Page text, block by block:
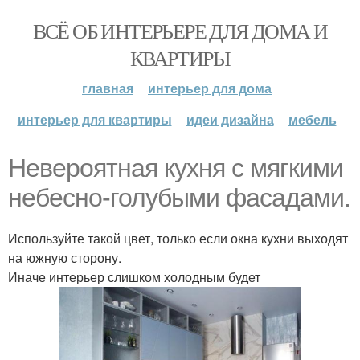
ВСЁ ОБ ИНТЕРЬЕРЕ ДЛЯ ДОМА И
КВАРТИРЫ
главная
интерьер для дома
интерьер для квартиры
идеи дизайна мебель
Невероятная кухня с мягкими
небесно-голубыми фасадами.
Используйте такой цвет, только если окна кухни выходят
на южную сторону.
Иначе интерьер слишком холодным будет